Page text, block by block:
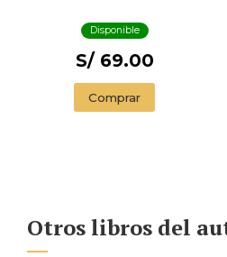
(EDICIÓN ESPECIAL
LIMITADA CON
CANTOS
(EDITION
ENDORSED BY THE
Disponible
S/ 69.00
Comprar
Otros libros del